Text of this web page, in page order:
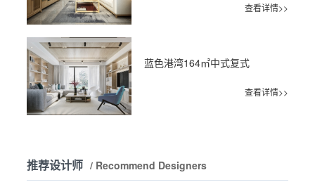
查看详情>>
蓝色港湾164㎡中式复式
查看详情>>
推荐设计师 / Recommend Designers